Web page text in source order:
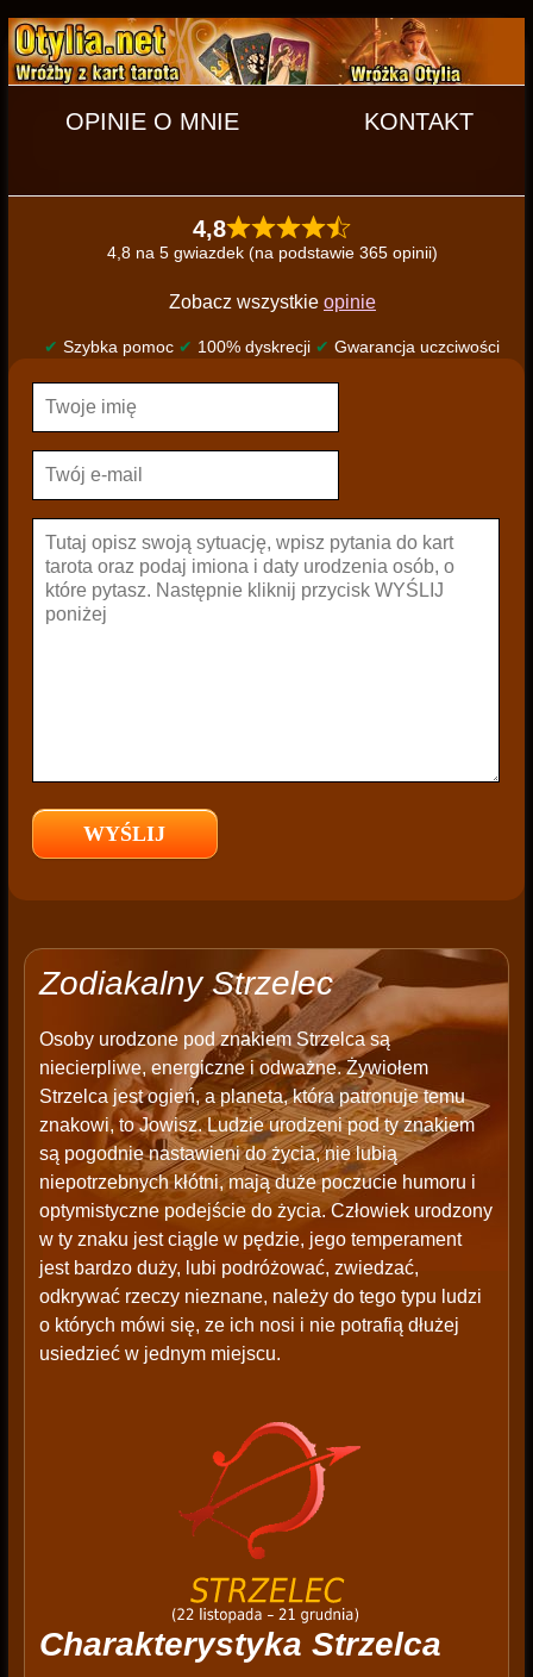
OPINIE O MNIE KONTAKT
4,8
4,8 na 5 gwiazdek (na podstawie 365 opinii)
Zobacz wszystkie opinie
✔ Szybka pomoc ✔ 100% dyskrecji ✔ Gwarancja uczciwości
Zodiakalny Strzelec
Osoby urodzone pod znakiem Strzelca są
niecierpliwe, energiczne i odważne. Żywiołem
Strzelca jest ogień, a planeta, która patronuje temu
znakowi, to Jowisz. Ludzie urodzeni pod ty znakiem
są pogodnie nastawieni do życia, nie lubią
niepotrzebnych kłótni, mają duże poczucie humoru i
optymistyczne podejście do życia. Człowiek urodzony
w ty znaku jest ciągle w pędzie, jego temperament
jest bardzo duży, lubi podróżować, zwiedzać,
odkrywać rzeczy nieznane, należy do tego typu ludzi
o których mówi się, ze ich nosi i nie potrafią dłużej
usiedzieć w jednym miejscu.
Charakterystyka Strzelca